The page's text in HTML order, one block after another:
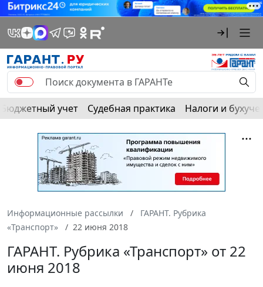
Бюджетный учет Судебная практика Налоги и
Информационные рассылки
ГАРАНТ. Рубрика
«Транспорт»
22 июня 2018
ГАРАНТ. Рубрика «Транспорт» от 22
июня 2018